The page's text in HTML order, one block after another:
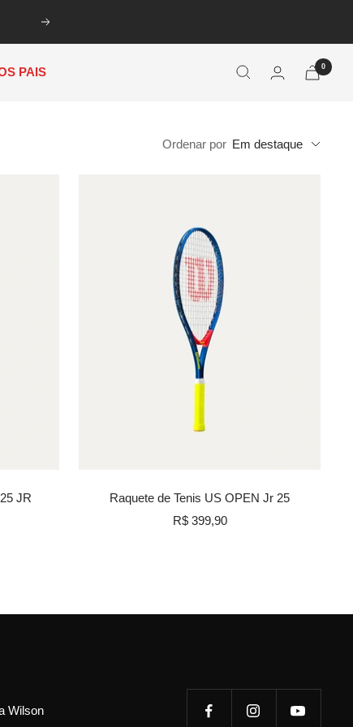
Próxima
PAIS 0
Ordenar por Em destaque
JR
Raquete de Tenis US OPEN Jr 25
Preço
R$ 399,90
Wilson